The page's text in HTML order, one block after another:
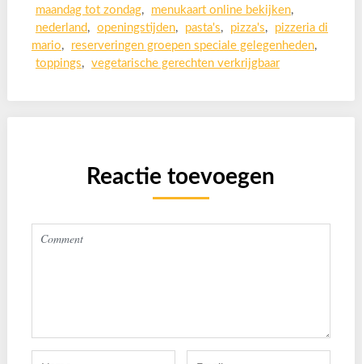
maandag tot zondag, menukaart online bekijken,
nederland, openingstijden, pasta's, pizza's,
pizzeria di
mario, reserveringen groepen speciale gelegenheden,
toppings, vegetarische gerechten verkrijgbaar
Reactie toevoegen